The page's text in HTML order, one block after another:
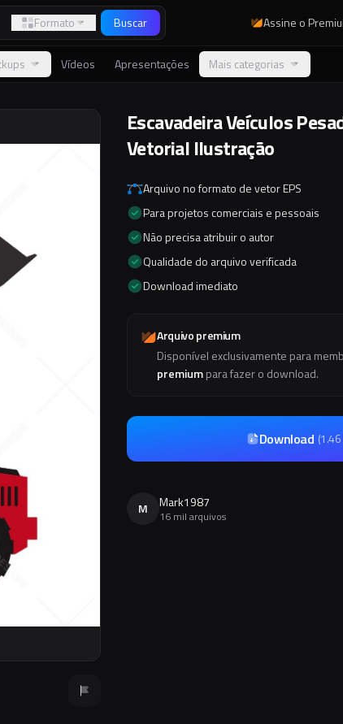
Formato Buscar Assine o
Vídeos Apresentações Mais categorias
Escavadeira Veículos
Vetorial Ilustração
Arquivo no formato de vetor EPS
Para projetos comerciais e pessoais
Não precisa atribuir o autor
Qualidade do arquivo verificada
Download imediato
Arquivo premium
Disponível exclusivamente para
premiumpara fazer o download.
Download (
M Mark1987
16 mil arquivos